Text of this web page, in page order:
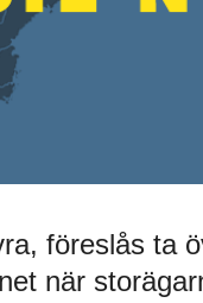
föreslås ta
när